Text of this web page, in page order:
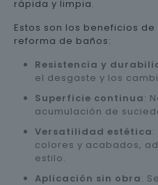
rápida y limpia.
Estos son los beneficios
reforma de baños:
Resistencia y
el desgaste y los
Superficie continua:
acumulación de
Versatilidad estética
colores y acabados,
estilo.
Aplicación sin obra: